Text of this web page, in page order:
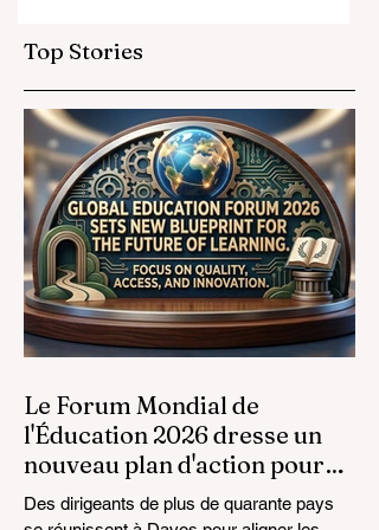
Mondiales de
l'Éducation
Top Stories
Le Forum Mondial de
l'Éducation 2026 dresse un
nouveau plan d'action pour
l'avenir de l'apprentissage
Des dirigeants de plus de quarante pays